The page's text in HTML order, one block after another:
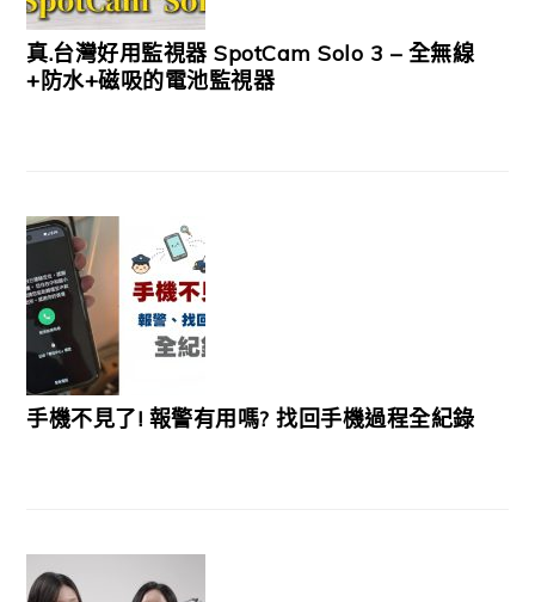
真.台灣好用監視器 SpotCam Solo 3 – 全無線
+防水+磁吸的電池監視器
手機不見了! 報警有用嗎? 找回手機過程全紀錄